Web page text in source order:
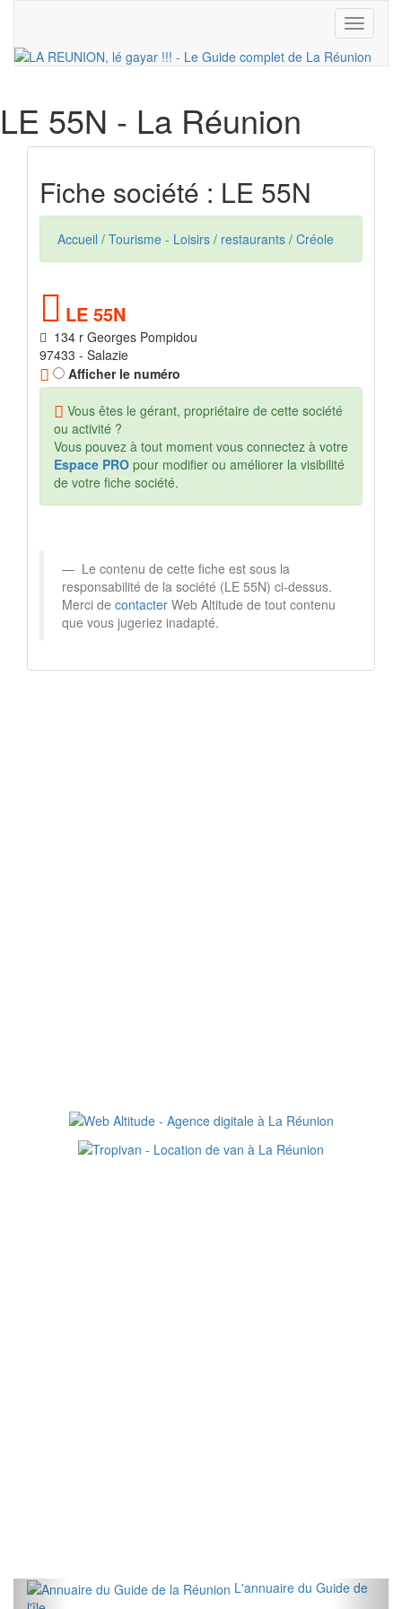
Toggle
LE 55N - La Réunion
Fiche société : LE 55N
Accueil / Tourisme - Loisirs / restaurants / Créole
LE 55N
134 r Georges Pompidou
97433 - Salazie
Afficher le numéro
Vous êtes le gérant, propriétaire de cette société
ou activité ?
Vous pouvez à tout moment vous connectez à votre
Espace PRO pour modifier ou améliorer la visibilité
de votre fiche société.
Le contenu de cette fiche est sous la
responsabilité de la société (LE 55N) ci-dessus.
Merci de contacter Web Altitude de tout contenu
que vous jugeriez inadapté.
L'annuaire du Guide de